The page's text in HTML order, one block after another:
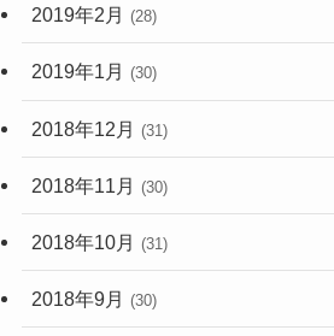
2019年2月 (28)
2019年1月 (30)
2018年12月 (31)
2018年11月 (30)
2018年10月 (31)
2018年9月 (30)